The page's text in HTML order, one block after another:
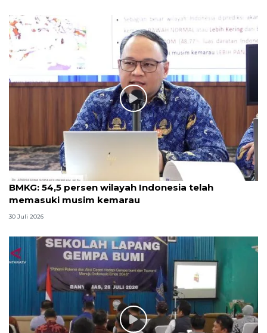
BMKG: 54,5 persen wilayah Indonesia telah
memasuki musim kemarau
30 Juli 2026